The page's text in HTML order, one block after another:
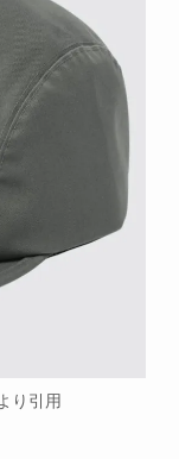
り引用